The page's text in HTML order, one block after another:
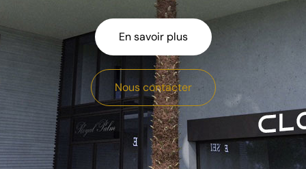
En savoir plus
Nous contacter